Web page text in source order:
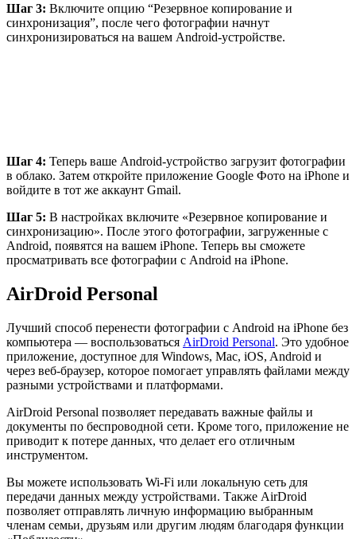
Шаг 3: Включите опцию “Резервное копирование и
синхронизация”, после чего фотографии начнут
синхронизироваться на вашем Android-устройстве.
Шаг 4: Теперь ваше Android-устройство загрузит фотографии
в облако. Затем откройте приложение Google Фото на iPhone и
войдите в тот же аккаунт Gmail.
Шаг 5: В настройках включите «Резервное копирование и
синхронизацию». После этого фотографии, загруженные с
Android, появятся на вашем iPhone. Теперь вы сможете
просматривать все фотографии с Android на iPhone.
AirDroid Personal
Лучший способ перенести фотографии с Android на iPhone без
компьютера — воспользоваться AirDroid Personal. Это удобное
приложение, доступное для Windows, Mac, iOS, Android и
через веб-браузер, которое помогает управлять файлами между
разными устройствами и платформами.
AirDroid Personal позволяет передавать важные файлы и
документы по беспроводной сети. Кроме того, приложение не
приводит к потере данных, что делает его отличным
инструментом.
Вы можете использовать Wi-Fi или локальную сеть для
передачи данных между устройствами. Также AirDroid
позволяет отправлять личную информацию выбранным
членам семьи, друзьям или другим людям благодаря функции